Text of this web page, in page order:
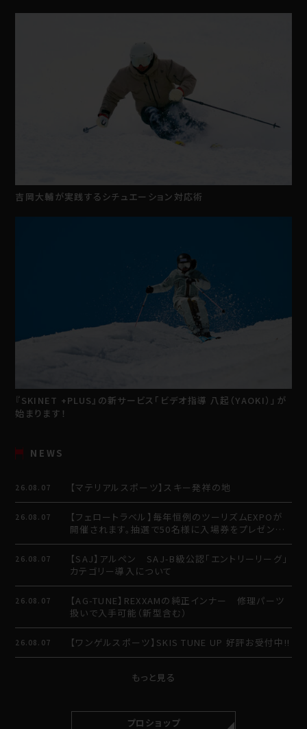
吉岡大輔が実践するシチュエーション対応術
『SKINET +PLUS』の新サービス「ビデオ指導 八起（YAOKI）」が
始まります！
NEWS
26.08.07 【マテリアルスポーツ】スキー発祥の地
26.08.07
【フェロートラベル】毎年恒例のツーリズムEXPOが
開催されます。抽選で50名様に入場券をプレゼント
させていただきます。
26.08.07
【SAJ】アルペン SAJ-B級公認「エントリーリーグ」
カテゴリー導入について
26.08.07
【AG-TUNE】REXXAMの純正インナー 修理パーツ
扱いで入手可能（新型含む）
26.08.07 【ワンゲルスポーツ】SKIS TUNE UP 好評お受付中!!
もっと見る
プロショップ